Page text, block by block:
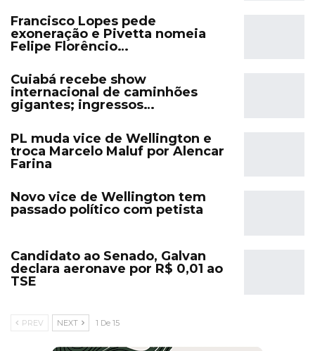
Francisco Lopes pede
exoneração e Pivetta nomeia
Felipe Florêncio…
Cuiabá recebe show
internacional de caminhões
gigantes; ingressos…
PL muda vice de Wellington e
troca Marcelo Maluf por Alencar
Farina
Novo vice de Wellington tem
passado político com petista
Candidato ao Senado, Galvan
declara aeronave por R$ 0,01 ao
TSE
PREV NEXT 1 De 15